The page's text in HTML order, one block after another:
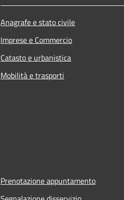
Anagrafe e stato civile
Imprese e Commercio
Catasto e urbanistica
Mobilità e trasporti
Prenotazione appuntamento